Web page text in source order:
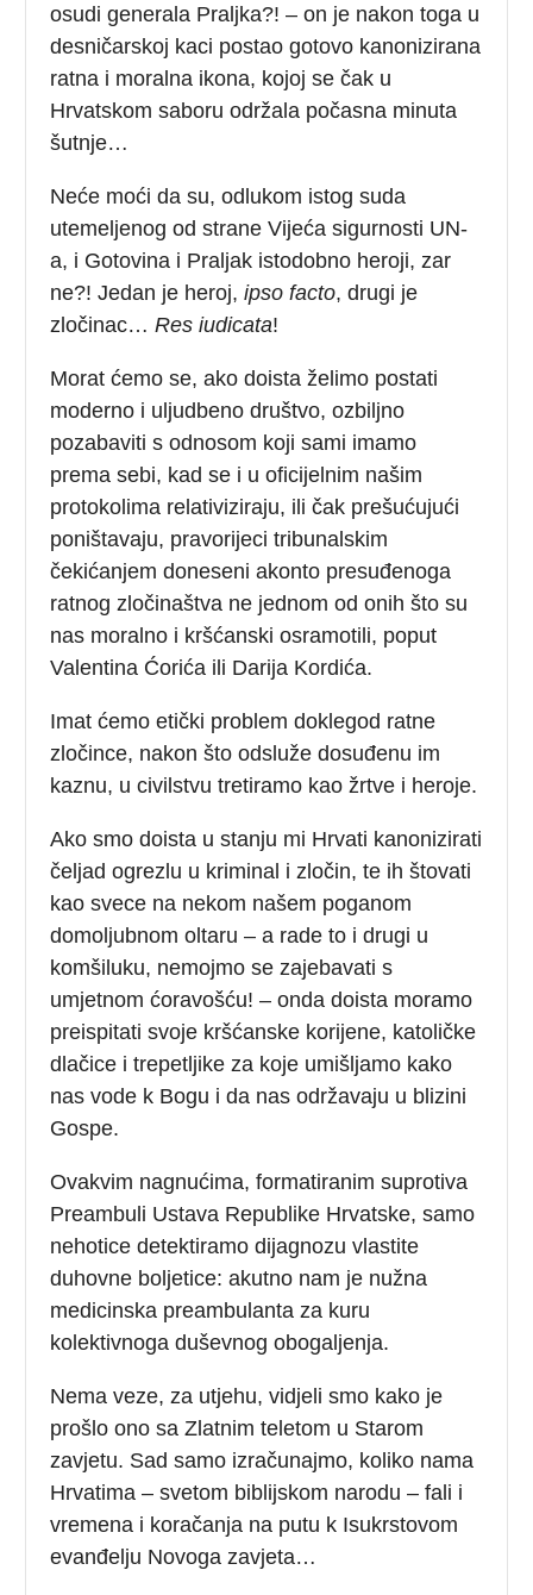
osudi generala Praljka?! – on je nakon toga u
desničarskoj kaci postao gotovo kanonizirana
ratna i moralna ikona, kojoj se čak u
Hrvatskom saboru održala počasna minuta
šutnje…
Neće moći da su, odlukom istog suda
utemeljenog od strane Vijeća sigurnosti UN-
a, i Gotovina i Praljak istodobno heroji, zar
ne?! Jedan je heroj,ipso facto, drugi je
zločinac…Res iudicata!
Morat ćemo se, ako doista želimo postati
moderno i uljudbeno društvo, ozbiljno
pozabaviti s odnosom koji sami imamo
prema sebi, kad se i u oficijelnim našim
protokolima relativiziraju, ili čak prešućujući
poništavaju, pravorijeci tribunalskim
čekićanjem doneseni akonto presuđenoga
ratnog zločinaštva ne jednom od onih što su
nas moralno i kršćanski osramotili, poput
Valentina Ćorića ili Darija Kordića.
Imat ćemo etički problem doklegod ratne
zločince, nakon što odsluže dosuđenu im
kaznu, u civilstvu tretiramo kao žrtve i heroje.
Ako smo doista u stanju mi Hrvati kanonizirati
čeljad ogrezlu u kriminal i zločin, te ih štovati
kao svece na nekom našem poganom
domoljubnom oltaru – a rade to i drugi u
komšiluku, nemojmo se zajebavati s
umjetnom ćoravošću! – onda doista moramo
preispitati svoje kršćanske korijene, katoličke
dlačice i trepetljike za koje umišljamo kako
nas vode k Bogu i da nas održavaju u blizini
Gospe.
Ovakvim nagnućima, formatiranim suprotiva
Preambuli Ustava Republike Hrvatske, samo
nehotice detektiramo dijagnozu vlastite
duhovne boljetice: akutno nam je nužna
medicinska preambulanta za kuru
kolektivnoga duševnog obogaljenja.
Nema veze, za utjehu, vidjeli smo kako je
prošlo ono sa Zlatnim teletom u Starom
zavjetu. Sad samo izračunajmo, koliko nama
Hrvatima – svetom biblijskom narodu – fali i
vremena i koračanja na putu k Isukrstovom
evanđelju Novoga zavjeta…